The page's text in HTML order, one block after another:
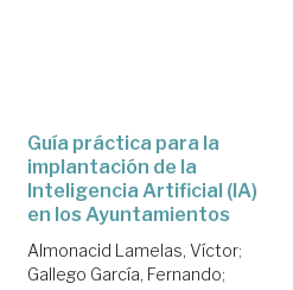
Guía práctica para la
implantación de la
Inteligencia Artificial (IA)
en los Ayuntamientos
Almonacid Lamelas, Víctor;
Gallego García, Fernando;